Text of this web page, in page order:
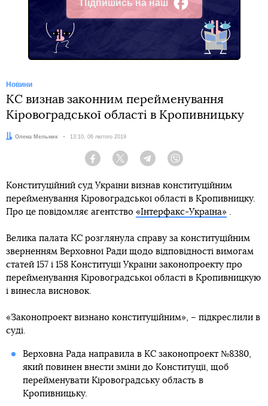
Підпишись на наш
Facebook
Новини
КС визнав законним перейменування
Кіровоградської області в Кропивницьку
Автор:
Олена Мельник Дата:
13:10, 06 лютого 2019
Facebook Twitter Telegram
Конституційний суд України визнав конституційним
перейменування Кіровоградської області в Кропивницку.
Про це повідомляє агентство «Інтерфакс-Україна» .
Велика палата КС розглянула справу за конституційним
зверненням Верховної Ради щодо відповідності вимогам
статей 157 і 158 Конституції України законопроекту про
перейменування Кіровоградської області в Кропивницкую
і винесла висновок.
«Законопроект визнано конституційним», – підкреслили в
суді.
Верховна Рада направила в КС законопроект №8380,
який повинен внести зміни до Конституції, щоб
перейменувати Кіровоградську область в
Кропивницьку.